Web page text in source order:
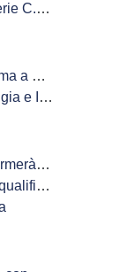
Giugliano
U23
ore
anni